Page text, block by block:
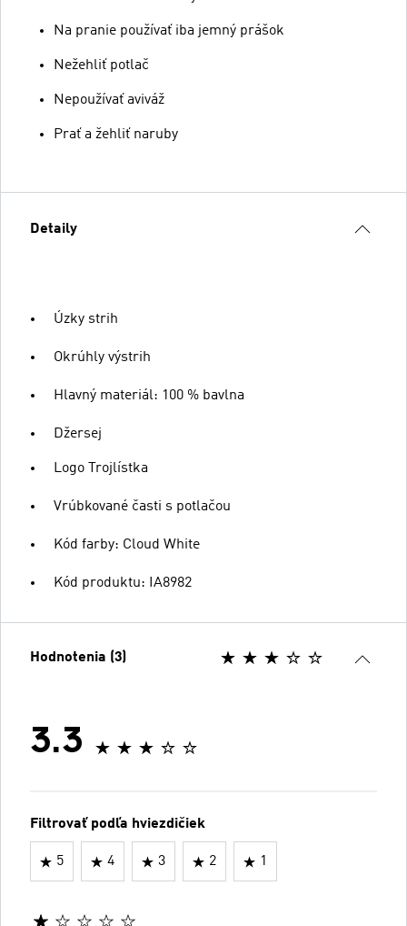
Na pranie používať iba jemný prášok
Nežehliť potlač
Nepoužívať aviváž
Prať a žehliť naruby
Detaily
Úzky strih
Okrúhly výstrih
Hlavný materiál: 100 % bavlna
Džersej
Logo Trojlístka
Vrúbkované časti s potlačou
Kód farby: Cloud White
Kód produktu: IA8982
Hodnotenia (3)
3.3
Filtrovať podľa hviezdičiek
5 4 3 2 1